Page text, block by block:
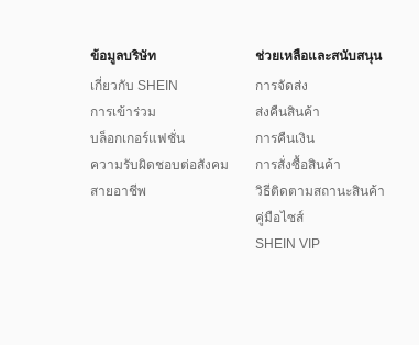
ข้อมูลบริษัท
เกี่ยวกับ SHEIN
การเข้าร่วม
บล็อกเกอร์แฟชั่น
ความรับผิดชอบต่อสังคม
สายอาชีพ
ช่วยเหลือและสนับสนุน
การจัดส่ง
ส่งคืนสินค้า
การคืนเงิน
การสั่งซื้อสินค้า
วิธีติดตามสถานะสินค้า
คู่มือไซส์
SHEIN VIP